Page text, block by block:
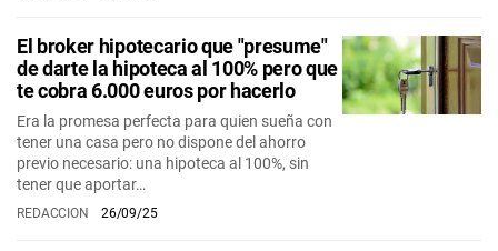
El broker hipotecario que "presume"
de darte la hipoteca al 100% pero que
te cobra 6.000 euros por hacerlo
Era la promesa perfecta para quien sueña con
tener una casa pero no dispone del ahorro
previo necesario: una hipoteca al 100%, sin
tener que aportar…
REDACCION 26/09/25